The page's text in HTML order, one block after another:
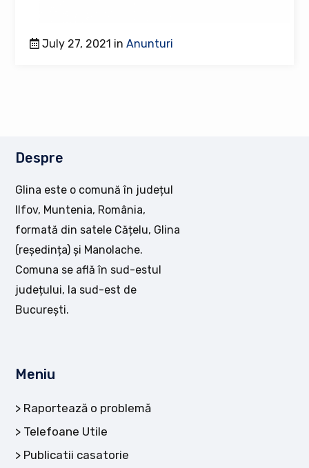
July 27, 2021 inAnunturi
Despre
Glina este o comună în județul
Ilfov, Muntenia, România,
formată din satele Cățelu, Glina
(reședința) și Manolache.
Comuna se află în sud-estul
județului, la sud-est de
București.
Meniu
Raportează o problemă
Telefoane Utile
Publicatii casatorie